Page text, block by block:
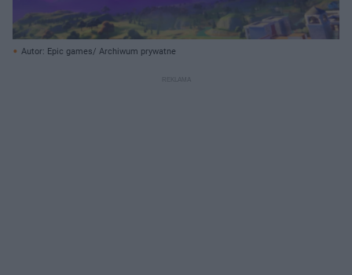
Autor: Epic games/ Archiwum prywatne